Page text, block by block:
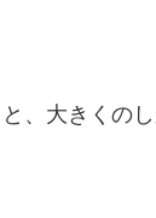
、大きくの